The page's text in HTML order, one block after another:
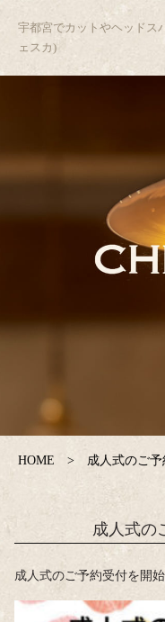
宇都宮でカットやヘッドス
ェスカ)
HOME 成人式のご
成人式の
成人式のご予約受付を開